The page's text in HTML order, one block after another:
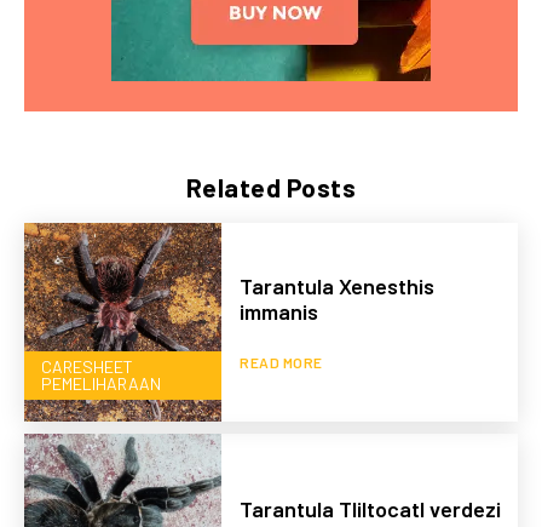
Related Posts
CARESHEET
PEMELIHARAAN
Tarantula Xenesthis
immanis
READ MORE
Tarantula Tliltocatl verdezi